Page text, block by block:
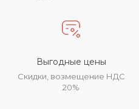
Выгодные цены
Скидки, возмещение НДС
20%